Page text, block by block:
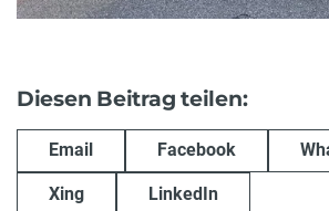
Diesen Beitrag teilen:
Email Facebook
Xing LinkedIn